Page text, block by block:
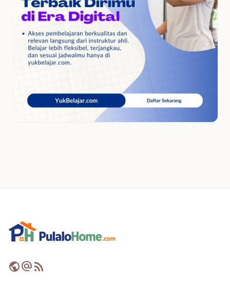
publicalternate_emailrss_feed